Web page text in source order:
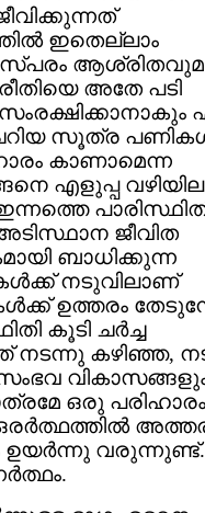
ഇതെല്ലാം
അതേ പടി
സൂത്ര
കാണാമെന്ന
എളുപ്പ
ജീവിത
ബാധിക്കുന്ന
നടുവിലാണ്
ഉത്തരം
കൂടി ചര്‍ച്ച
നടന്നു കഴിഞ്ഞ,
സംഭവ
ഒരു പരിഹാരം
ഉയര്‍ന്നു വരുന്നുണ്ട്.